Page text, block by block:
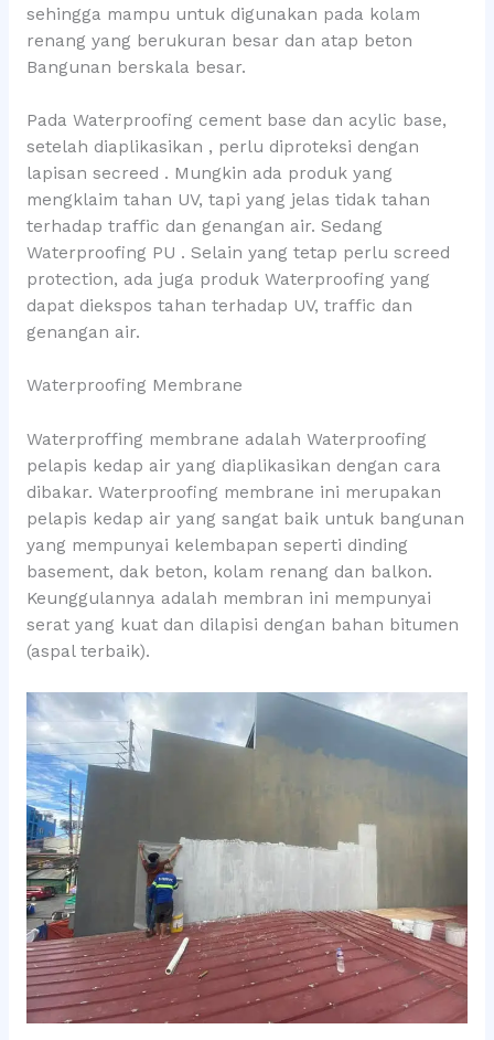
sehingga mampu untuk digunakan pada kolam
renang yang berukuran besar dan atap beton
Bangunan berskala besar.
Pada Waterproofing cement base dan acylic base,
setelah diaplikasikan , perlu diproteksi dengan
lapisan secreed . Mungkin ada produk yang
mengklaim tahan UV, tapi yang jelas tidak tahan
terhadap traffic dan genangan air. Sedang
Waterproofing PU . Selain yang tetap perlu screed
protection, ada juga produk Waterproofing yang
dapat diekspos tahan terhadap UV, traffic dan
genangan air.
Waterproofing Membrane
Waterproffing membrane adalah Waterproofing
pelapis kedap air yang diaplikasikan dengan cara
dibakar. Waterproofing membrane ini merupakan
pelapis kedap air yang sangat baik untuk bangunan
yang mempunyai kelembapan seperti dinding
basement, dak beton, kolam renang dan balkon.
Keunggulannya adalah membran ini mempunyai
serat yang kuat dan dilapisi dengan bahan bitumen
(aspal terbaik).